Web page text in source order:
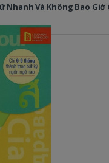
Nhanh Và Không Bao Giờ